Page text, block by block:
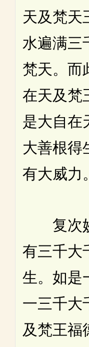
天及梵天
水遍满三
梵天。而
在天及梵
是大自在
大善根得
有大威力。
复次妙
有三千大
生。如是
一三千大
及梵王福